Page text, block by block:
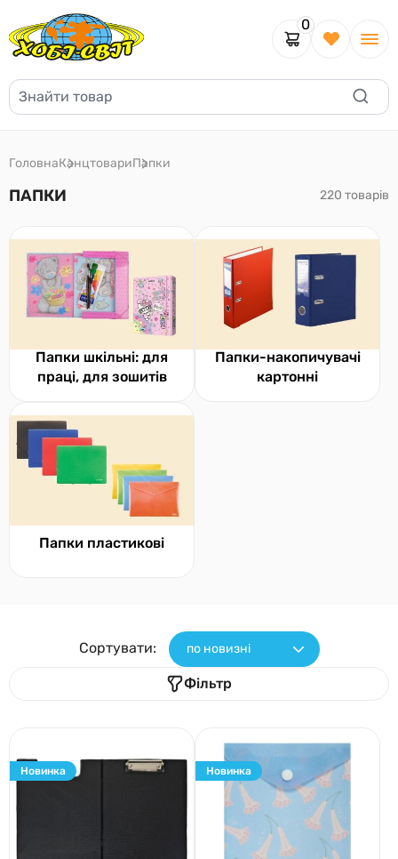
0
ГоловнаКанцтовариПапки
ПАПКИ 220 товарів
Папки шкільні: для
праці, для зошитів
Папки-накопичувачі
картонні
Папки пластикові
Сортувати: по новизні
Фільтр
Новинка Новинка